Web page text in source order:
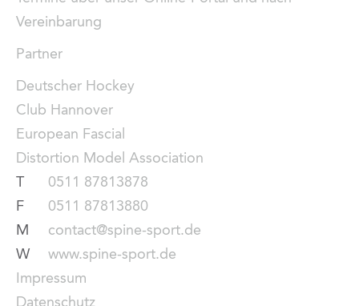
Vereinbarung
Partner
Deutscher Hockey
Club Hannover
European Fascial
Distortion Model Association
0511 87813878
F
0511 87813880
M
contact@spine-sport.de
W
www.spine-sport.de
Impressum
Datenschutz